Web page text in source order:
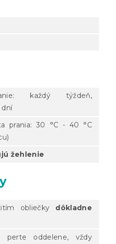
každý týždeň,
dní
prania: 30 °C - 40 °C
žehlenie
obliečky dôkladne
perte oddelene, vždy